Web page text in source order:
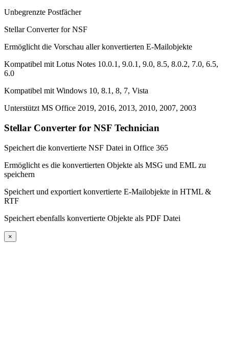
Unbegrenzte Postfächer
Stellar Converter for NSF
Ermöglicht die Vorschau aller konvertierten E-Mailobjekte
Kompatibel mit Lotus Notes 10.0.1, 9.0.1, 9.0, 8.5, 8.0.2, 7.0, 6.5,
6.0
Kompatibel mit Windows 10, 8.1, 8, 7, Vista
Unterstützt MS Office 2019, 2016, 2013, 2010, 2007, 2003
Stellar Converter for NSF Technician
Speichert die konvertierte NSF Datei in Office 365
Ermöglicht es die konvertierten Objekte als MSG und EML zu
speichern
Speichert und exportiert konvertierte E-Mailobjekte in HTML &
RTF
Speichert ebenfalls konvertierte Objekte als PDF Datei
×